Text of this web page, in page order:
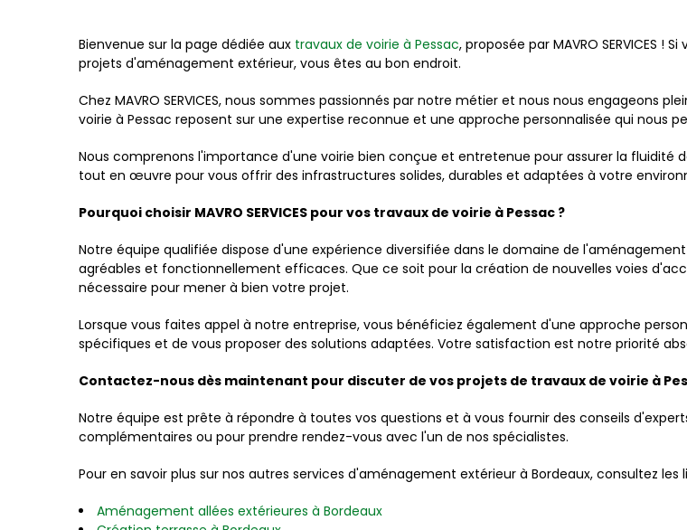
Bienvenue sur la page dédiée aux travaux de voirie à Pessac, proposée par MAVRO SERVICES
projets d'aménagement extérieur, vous êtes au bon endroit.
Chez MAVRO SERVICES, nous sommes passionnés par notre métier et nous nous engageons
voirie à Pessac reposent sur une expertise reconnue et une approche personnalisée qui nous
Nous comprenons l'importance d'une voirie bien conçue et entretenue pour assurer la
tout en œuvre pour vous offrir des infrastructures solides, durables et adaptées à votre
Pourquoi choisir MAVRO SERVICES pour vos travaux de voirie à Pessac ?
Notre équipe qualifiée dispose d'une expérience diversifiée dans le domaine de
agréables et fonctionnellement efficaces. Que ce soit pour la création de nouvelles voies
nécessaire pour mener à bien votre projet.
Lorsque vous faites appel à notre entreprise, vous bénéficiez également d'une approche
spécifiques et de vous proposer des solutions adaptées. Votre satisfaction est notre priorité
Contactez-nous dès maintenant pour discuter de vos projets de travaux de voirie à
Notre équipe est prête à répondre à toutes vos questions et à vous fournir des conseils
complémentaires ou pour prendre rendez-vous avec l'un de nos spécialistes.
Pour en savoir plus sur nos autres services d'aménagement extérieur à Bordeaux, consultez les
Aménagement allées extérieures à Bordeaux